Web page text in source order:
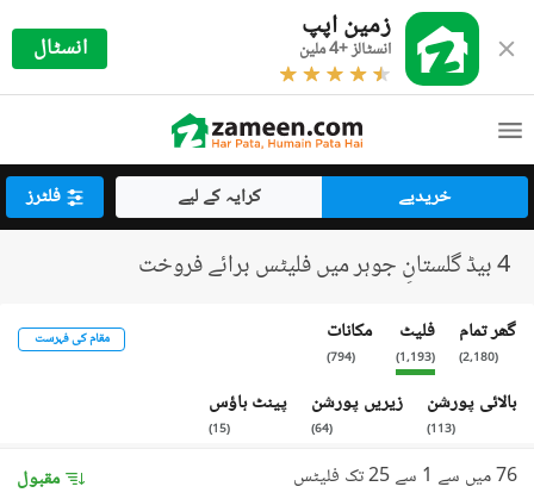
زمین اپپ
انسٹالز +4 ملین انسٹال
خریدیے کرایہ کے لیے فلٹرز
4 بیڈ گلستانِ جوہر میں فلیٹس برائے فروخت
گھر تمام
(
2,180
)
فلیٹ
(
1,193
)
مکانات
(
794
)
بالائی پورشن
(
113
)
زیریں پورشن
(
64
)
پینٹ ہاؤس
(
15
)
مقام کی فہرست
76 میں سے 1 سے 25 تک فلیٹس مقبول